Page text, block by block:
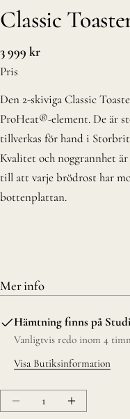
Classic
Vanligt
pris
3 999 kr
Pris
Den 2-skiviga Classic
ProHeat®-element. De är
tillverkas för hand i
Kvalitet och noggrannhet
till att varje brödrost har
bottenplattan.
Mer info
Hämtning finns på
Vanligtvis redo inom 4
Visa Butiksinformation
Kvantitet
Minska Classic Toaster
Öka Classic